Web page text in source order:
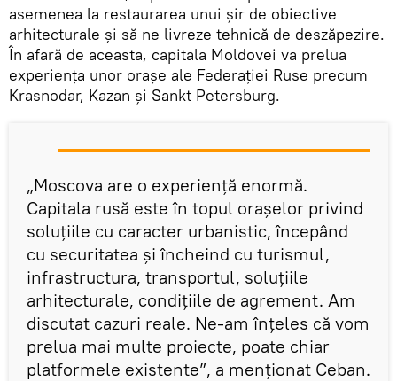
asemenea la restaurarea unui șir de obiective
arhitecturale și să ne livreze tehnică de deszăpezire.
În afară de aceasta, capitala Moldovei va prelua
experiența unor orașe ale Federației Ruse precum
Krasnodar, Kazan și Sankt Petersburg.
„Moscova are o experiență enormă.
Capitala rusă este în topul orașelor privind
soluțiile cu caracter urbanistic, începând
cu securitatea și încheind cu turismul,
infrastructura, transportul, soluțiile
arhitecturale, condițiile de agrement. Am
discutat cazuri reale. Ne-am înțeles că vom
prelua mai multe proiecte, poate chiar
platformele existente”, a menționat Ceban.